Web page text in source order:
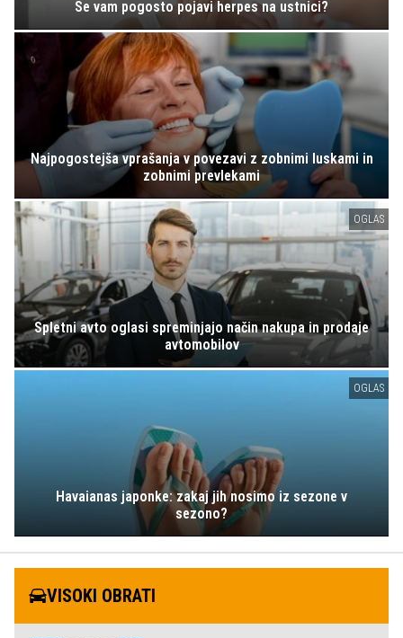
Se vam pogosto pojavi herpes na ustnici?
Najpogostejša vprašanja v povezavi z zobnimi luskami in
zobnimi prevlekami
OGLAS
Spletni avto oglasi spreminjajo način nakupa in prodaje
avtomobilov
OGLAS
Havaianas japonke: zakaj jih nosimo iz sezone v
sezono?
VISOKI OBRATI